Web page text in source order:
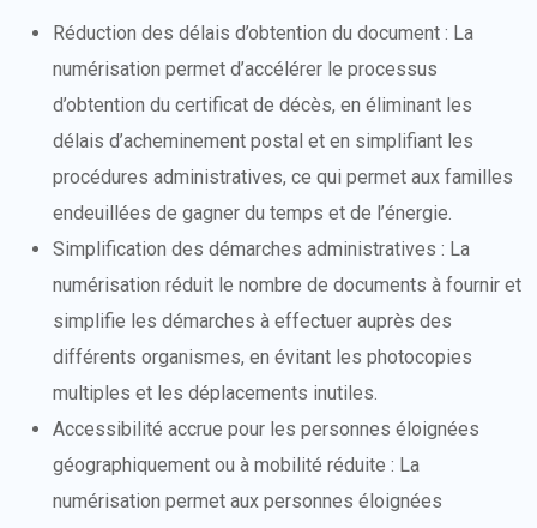
Réduction des délais d’obtention du document : La
numérisation permet d’accélérer le processus
d’obtention du certificat de décès, en éliminant les
délais d’acheminement postal et en simplifiant les
procédures administratives, ce qui permet aux familles
endeuillées de gagner du temps et de l’énergie.
Simplification des démarches administratives : La
numérisation réduit le nombre de documents à fournir et
simplifie les démarches à effectuer auprès des
différents organismes, en évitant les photocopies
multiples et les déplacements inutiles.
Accessibilité accrue pour les personnes éloignées
géographiquement ou à mobilité réduite : La
numérisation permet aux personnes éloignées